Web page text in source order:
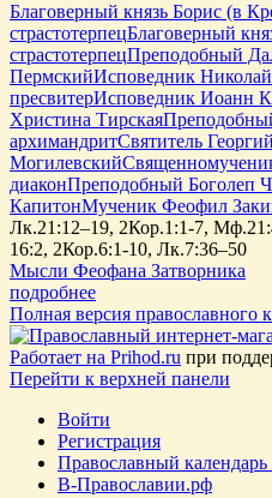
Благоверный князь Борис (в
страстотерпецБлаговерный
страстотерпецПреподобный
ПермскийИсповедник
пресвитерИсповедник Иоанн
Христина Тирская
архимандритСвятитель
Могилевский
диаконПреподобный Боголеп
КапитонМученик Феофил
Лк.21:12–19, 2Кор.1:1-7,
16:2, 2Кор.6:1-10, Лк.7:36–50
Мысли Феофана Затворника
подробнее
Полная версия православного
Работает на Prihod.ru при
Перейти к верхней панели
Войти
Регистрация
Православный календарь
В-Православии.рф